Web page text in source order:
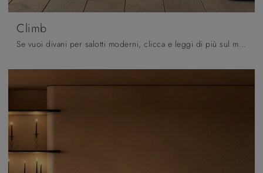
Climb
Se vuoi divani per salotti moderni, clicca e leggi di più sul modello Climb in tessuto dell'azienda Samoa.